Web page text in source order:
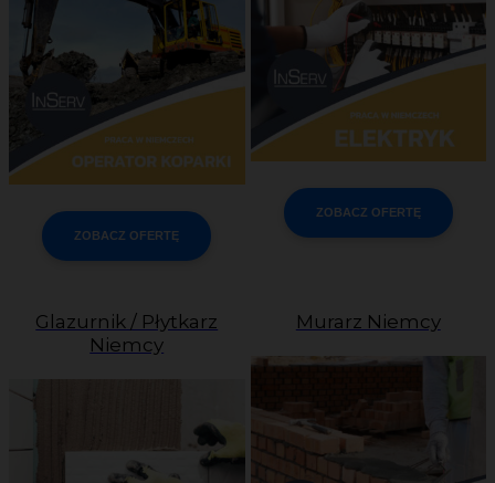
ZOBACZ OFERTĘ
ZOBACZ OFERTĘ
Glazurnik / Płytkarz
Niemcy
Murarz Niemcy